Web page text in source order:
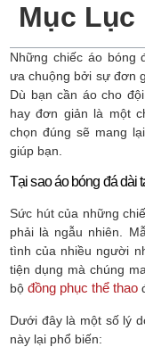
Mục Lục
Những chiếc áo bóng
ưa chuộng bởi sự đơn
Dù bạn cần áo cho
hay đơn giản là một
chọn đúng sẽ mang
giúp bạn.
Tại sao áo bóng đá dài
Sức hút của những
phải là ngẫu nhiên.
tình của nhiều người
tiện dụng mà chúng
bộ đồng phục thể thao
Dưới đây là một số lý
này lại phổ biến: